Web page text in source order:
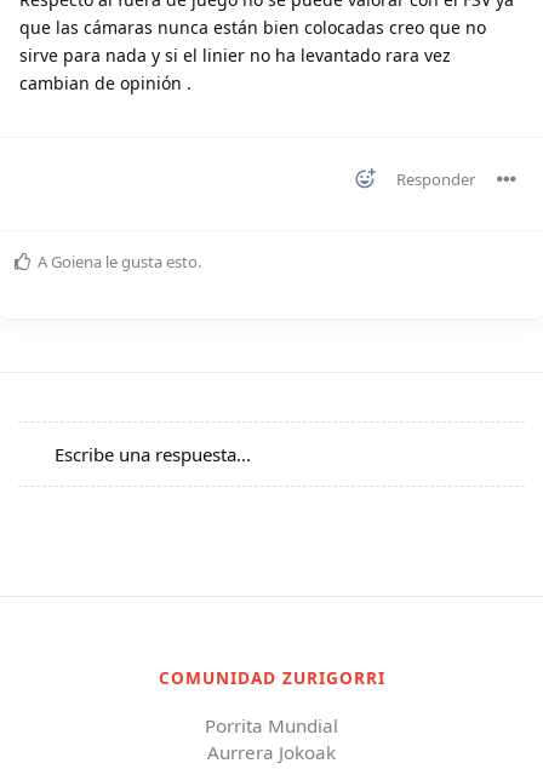
que las cámaras nunca están bien colocadas creo que no
sirve para nada y si el linier no ha levantado rara vez
cambian de opinión .
Responder
A Goiena le gusta esto.
Escribe una respuesta...
COMUNIDAD ZURIGORRI
Porrita Mundial
Aurrera Jokoak